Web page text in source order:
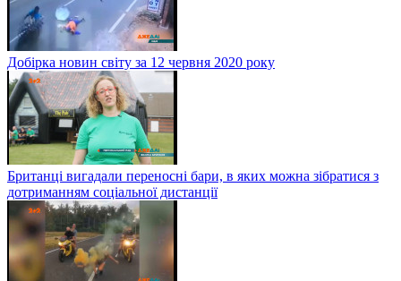
Добірка новин світу за 12 червня 2020 року
Британці вигадали переносні бари, в яких можна зібратися з
дотриманням соціальної дистанції